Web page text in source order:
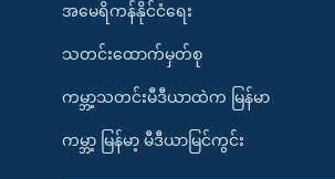
အမေရိကန်နိုင်ငံရေး
သတင်းထောက်မှတ်စု
ကမ္ဘာ့သတင်းမီဒီယာထဲက မြန်မာ
ကမ္ဘာ့ မြန်မာ့ မီဒီယာမြင်ကွင်း